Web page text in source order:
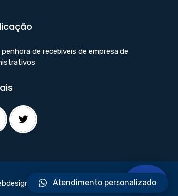
de recebíveis de empresa de
Atendimento personalizado